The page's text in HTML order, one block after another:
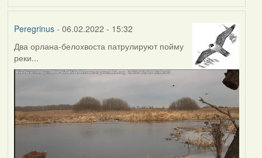
Peregrinus- 06.02.2022 - 15:32
Два орлана-белохвоста патрулируют пойму
реки...